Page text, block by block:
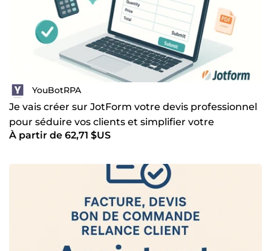
YouBotRPA
Je vais créer sur JotForm votre devis professionnel
pour séduire vos clients et simplifier votre
prospection
À partir de 62,71 $US